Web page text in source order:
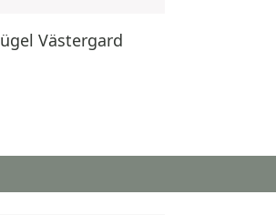
Västergard